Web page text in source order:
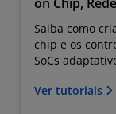
Saiba como
chip e os
SoCs
Ver tutoriais